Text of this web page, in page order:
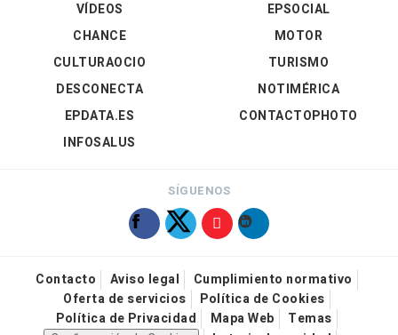
VÍDEOS
EPSOCIAL
CHANCE
CULTURAOCIO
DESCONECTA
EPDATA.ES
INFOSALUS
MOTOR
TURISMO
NOTIMÉRICA
CONTACTOPHOTO
SÍGUENOS
Contacto Aviso legal
Cumplimiento normativo
Oferta de servicios
Política de Cookies
Política de Privacidad
Mapa Web
Temas